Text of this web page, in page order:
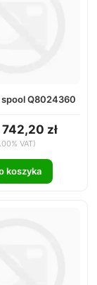
Q8024360
742,20 zł
VAT)
koszyka